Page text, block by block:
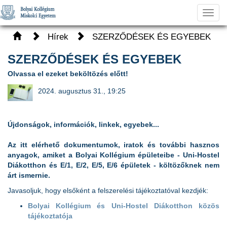
Hírek SZERZŐDÉSEK ÉS EGYEBEK
SZERZŐDÉSEK ÉS EGYEBEK
Olvassa el ezeket beköltözés előtt!
2024. augusztus 31., 19:25
Újdonságok, információk, linkek, egyebek...
Az itt elérhető dokumentumok, iratok és további hasznos
anyagok, amiket a Bolyai Kollégium épületeibe - Uni-Hostel
Diákotthon és E/1, E/2, E/5, E/6 épületek - költözőknek nem
árt ismernie.
Javasoljuk, hogy elsőként a felszerelési tájékoztatóval kezdjék:
Bolyai Kollégium és Uni-Hostel Diákotthon közös
tájékoztatója